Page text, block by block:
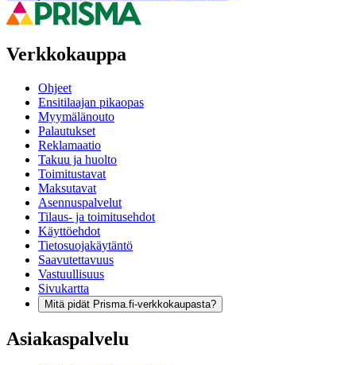
Verkkokauppa
Ohjeet
Ensitilaajan pikaopas
Myymälänouto
Palautukset
Reklamaatio
Takuu ja huolto
Toimitustavat
Maksutavat
Asennuspalvelut
Tilaus- ja toimitusehdot
Käyttöehdot
Tietosuojakäytäntö
Saavutettavuus
Vastuullisuus
Sivukartta
Mitä pidät Prisma.fi-verkkokaupasta?
Asiakaspalvelu